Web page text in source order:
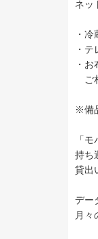
ネッ
・
・
・
ご
※備
「
持ち
貸出
デー
月々